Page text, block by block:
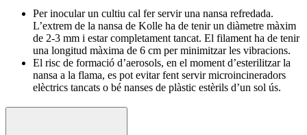
Per inocular un cultiu cal fer servir una nansa refredada.
L’extrem de la nansa de Kolle ha de tenir un diàmetre màxim
de 2-3 mm i estar completament tancat. El filament ha de tenir
una longitud màxima de 6 cm per minimitzar les vibracions.
El risc de formació d’aerosols, en el moment d’esterilitzar la
nansa a la flama, es pot evitar fent servir microincineradors
elèctrics tancats o bé nanses de plàstic estèrils d’un sol ús.